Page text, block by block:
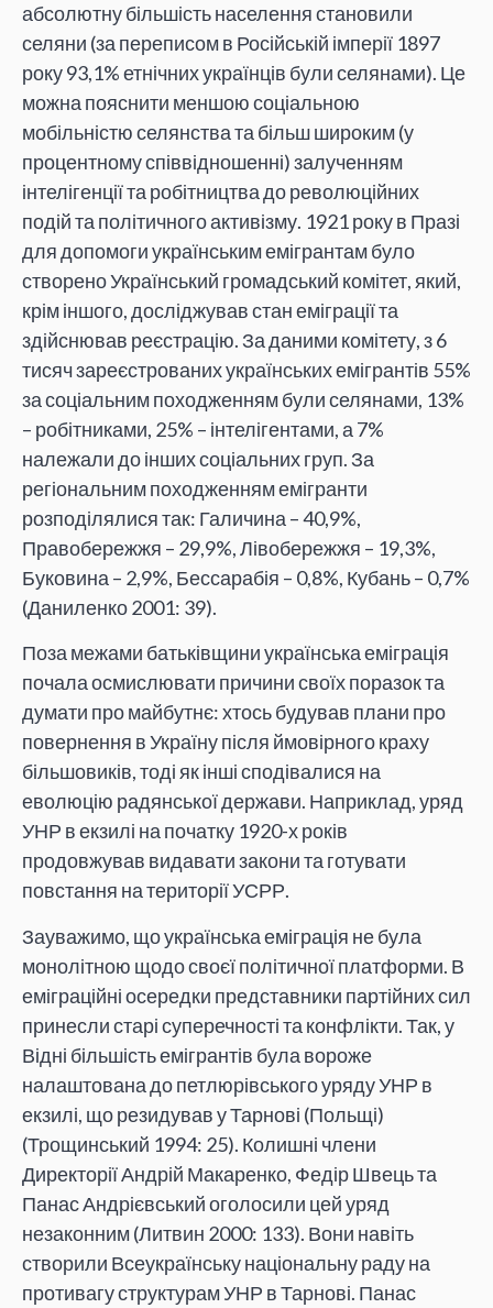
абсолютну більшість населення становили
селяни (за переписом в Російській імперії 1897
року 93,1% етнічних українців були селянами). Це
можна пояснити меншою соціальною
мобільністю селянства та більш широким (у
процентному співвідношенні) залученням
інтелігенції та робітництва до революційних
подій та політичного активізму. 1921 року в Празі
для допомоги українським емігрантам було
створено Український громадський комітет, який,
крім іншого, досліджував стан еміграції та
здійснював реєстрацію. За даними комітету, з 6
тисяч зареєстрованих українських емігрантів 55%
за соціальним походженням були селянами, 13%
– робітниками, 25% – інтелігентами, а 7%
належали до інших соціальних груп. За
регіональним походженням емігранти
розподілялися так: Галичина – 40,9%,
Правобережжя – 29,9%, Лівобережжя – 19,3%,
Буковина – 2,9%, Бессарабія – 0,8%, Кубань – 0,7%
(Даниленко 2001: 39).
Поза межами батьківщини українська еміграція
почала осмислювати причини своїх поразок та
думати про майбутнє: хтось будував плани про
повернення в Україну після ймовірного краху
більшовиків, тоді як інші сподівалися на
еволюцію радянської держави. Наприклад, уряд
УНР в екзилі на початку 1920-х років
продовжував видавати закони та готувати
повстання на території УСРР.
Зауважимо, що українська еміграція не була
монолітною щодо своєї політичної платформи. В
еміграційні осередки представники партійних сил
принесли старі суперечності та конфлікти. Так, у
Відні більшість емігрантів була вороже
налаштована до петлюрівського уряду УНР в
екзилі, що резидував у Тарнові (Польщі)
(Трощинський 1994: 25). Колишні члени
Директорії Андрій Макаренко, Федір Швець та
Панас Андрієвський оголосили цей уряд
незаконним (Литвин 2000: 133). Вони навіть
створили Всеукраїнську національну раду на
противагу структурам УНР в Тарнові. Панас